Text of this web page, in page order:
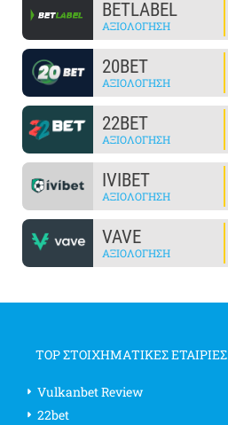
BETLABEL
ΑΞΙΟΛΌΓΗΣΗ
20BET
ΑΞΙΟΛΌΓΗΣΗ
22BET
ΑΞΙΟΛΌΓΗΣΗ
IVIBET
ΑΞΙΟΛΌΓΗΣΗ
VAVE
ΑΞΙΟΛΌΓΗΣΗ
TOP ΣΤΟΙΧΗΜΑΤΙΚΕΣ ΕΤΑΙΡΙΕΣ
Vulkanbet Review
22bet